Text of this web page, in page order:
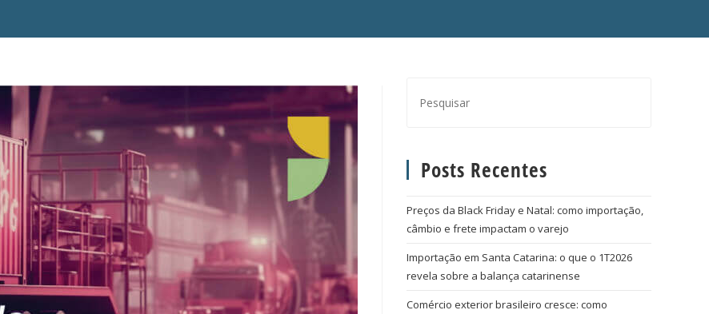
Posts Recentes
Preços da Black Friday e Natal: como importação,
câmbio e frete impactam o varejo
Importação em Santa Catarina: o que o 1T2026
revela sobre a balança catarinense
Comércio exterior brasileiro cresce: como